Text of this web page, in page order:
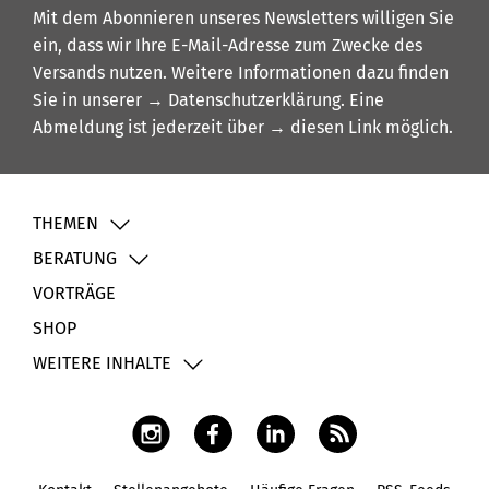
Mit dem Abonnieren unseres Newsletters willigen Sie
ein, dass wir Ihre E-Mail-Adresse zum Zwecke des
Versands nutzen. Weitere Informationen dazu finden
Sie in unserer → Datenschutzerklärung. Eine
Abmeldung ist jederzeit über → diesen Link möglich.
THEMEN
BERATUNG
VORTRÄGE
SHOP
WEITERE INHALTE